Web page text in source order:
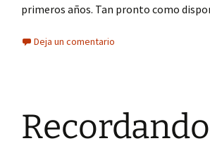
primeros años. Tan pronto como
Deja un comentario
Recordando